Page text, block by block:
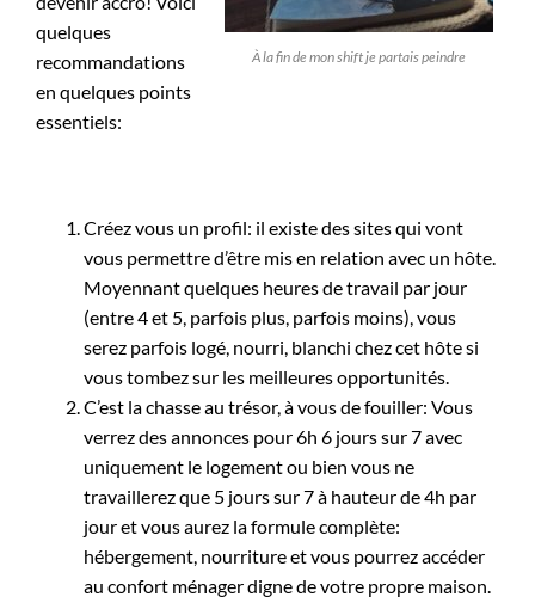
À la fin de mon shift je partais peindre
quelques
recommandations
en quelques points
essentiels:
Créez vous un profil: il existe des sites qui vont
vous permettre d’être mis en relation avec un hôte.
Moyennant quelques heures de travail par jour
(entre 4 et 5, parfois plus, parfois moins), vous
serez parfois logé, nourri, blanchi chez cet hôte si
vous tombez sur les meilleures opportunités.
C’est la chasse au trésor, à vous de fouiller: Vous
verrez des annonces pour 6h 6 jours sur 7 avec
uniquement le logement ou bien vous ne
travaillerez que 5 jours sur 7 à hauteur de 4h par
jour et vous aurez la formule complète:
hébergement, nourriture et vous pourrez accéder
au confort ménager digne de votre propre maison.